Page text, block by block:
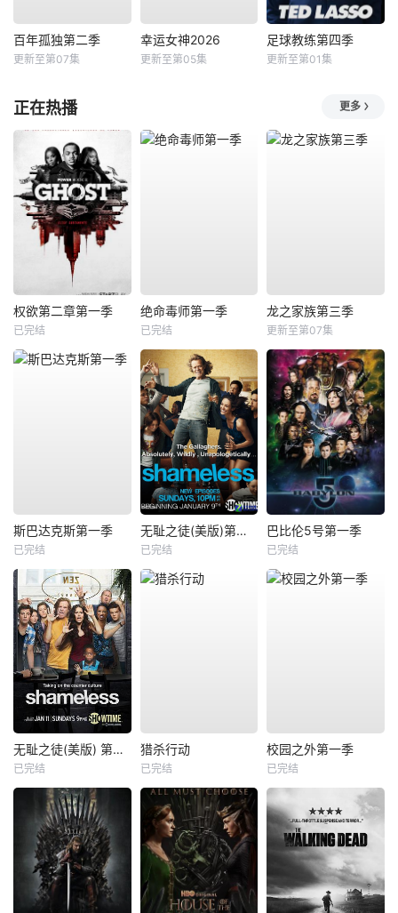
百年孤独第二季
更新至第07集
幸运女神2026
更新至第05集
足球教练第四季
更新至第01集
正在热播 更多
权欲第二章第一季
已完结
绝命毒师第一季
已完结
龙之家族第三季
更新至第07集
斯巴达克斯第一季
已完结
无耻之徒(美版)第一季
已完结
巴比伦5号第一季
已完结
无耻之徒(美版) 第五季
已完结
猎杀行动
已完结
校园之外第一季
已完结